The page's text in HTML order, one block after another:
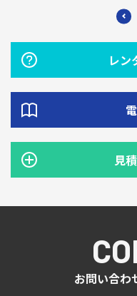
レン
見
お問い合わ